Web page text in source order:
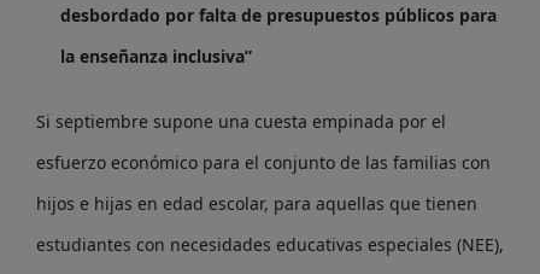
desbordado por falta de presupuestos públicos para
la enseñanza inclusiva”
Si septiembre supone una cuesta empinada por el
esfuerzo económico para el conjunto de las familias con
hijos e hijas en edad escolar, para aquellas que tienen
estudiantes con necesidades educativas especiales (NEE),